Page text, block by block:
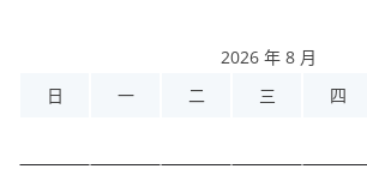
2026 年 8 月
日
一 二 三 四